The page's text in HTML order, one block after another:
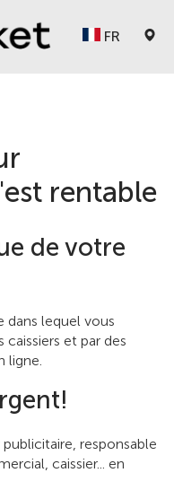
FR
rentable
de votre
lequel vous
caissiers et par des
ligne.
responsable
caissier... en